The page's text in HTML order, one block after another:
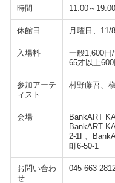
時間 11:00～
休館日 月曜日、11/8
入場料
一般1,600円
65才以上600
参加アーテ
ィスト
村野藤吾、
会場
BankART
BankART
2-1F、
町6-50-1
お問い合わ
せ
045-663-